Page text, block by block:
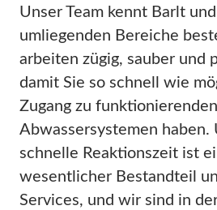
Unser Team kennt Barlt
umliegenden Bereiche
arbeiten zügig, sauber und
damit Sie so schnell wie
Zugang zu funktionierenden
Abwassersystemen haben.
schnelle Reaktionszeit ist
wesentlicher Bestandteil
Services, und wir sind in der